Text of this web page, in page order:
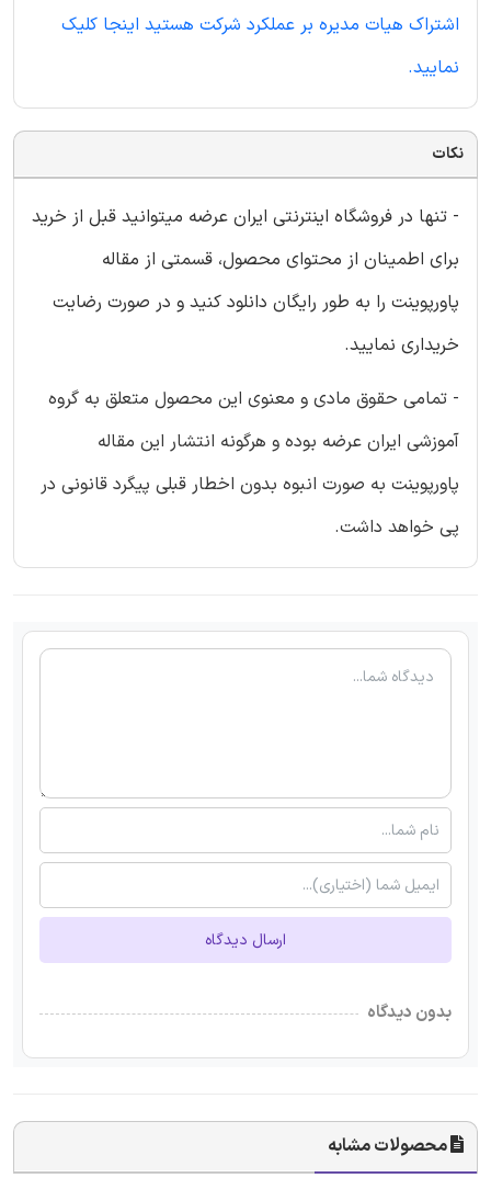
اشتراک هیات مدیره بر عملکرد شرکت هستید اینجا کلیک
نمایید.
نکات
- تنها در فروشگاه اینترنتی ایران عرضه میتوانید قبل از خرید
برای اطمینان از محتوای محصول، قسمتی از مقاله
پاورپوینت را به طور رایگان دانلود کنید و در صورت رضایت
خریداری نمایید.
- تمامی حقوق مادی و معنوی این محصول متعلق به گروه
آموزشی ایران عرضه بوده و هرگونه انتشار این مقاله
پاورپوینت به صورت انبوه بدون اخطار قبلی پیگرد قانونی در
پی خواهد داشت.
ارسال دیدگاه
بدون دیدگاه
محصولات مشابه